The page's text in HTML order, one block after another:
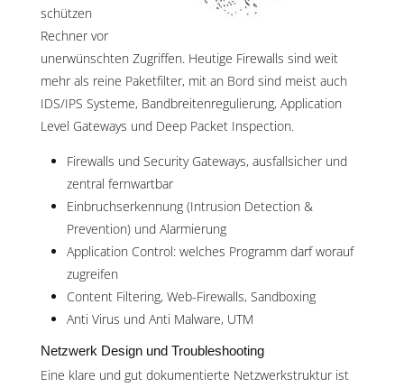
schützen
Rechner vor
unerwünschten Zugriffen. Heutige Firewalls sind weit
mehr als reine Paketfilter, mit an Bord sind meist auch
IDS/IPS Systeme, Bandbreitenregulierung, Application
Level Gateways und Deep Packet Inspection.
Firewalls und Security Gateways, ausfallsicher und
zentral fernwartbar
Einbruchserkennung (Intrusion Detection &
Prevention) und Alarmierung
Application Control: welches Programm darf worauf
zugreifen
Content Filtering, Web-Firewalls, Sandboxing
Anti Virus und Anti Malware, UTM
Netzwerk Design und Troubleshooting
Eine klare und gut dokumentierte Netzwerkstruktur ist